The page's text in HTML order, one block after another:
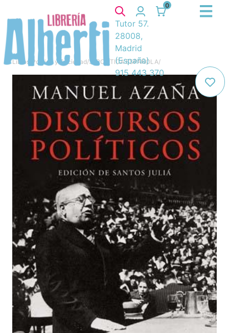
0
Tutor 57.
28008,
Madrid
(España)
915 443 370
Libros Política y Sociedad/3. POLITICA ESPAÑOLA/